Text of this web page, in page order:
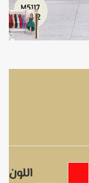
اللون